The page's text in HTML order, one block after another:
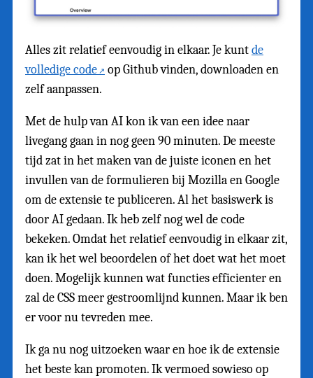
Alles zit relatief eenvoudig in elkaar. Je kuntde
volledige code
op Github vinden, downloaden en
zelf aanpassen.
Met de hulp van AI kon ik van een idee naar
livegang gaan in nog geen 90 minuten. De meeste
tijd zat in het maken van de juiste iconen en het
invullen van de formulieren bij Mozilla en Google
om de extensie te publiceren. Al het basiswerk is
door AI gedaan. Ik heb zelf nog wel de code
bekeken. Omdat het relatief eenvoudig in elkaar zit,
kan ik het wel beoordelen of het doet wat het moet
doen. Mogelijk kunnen wat functies efficienter en
zal de CSS meer gestroomlijnd kunnen. Maar ik ben
er voor nu tevreden mee.
Ik ga nu nog uitzoeken waar en hoe ik de extensie
het beste kan promoten. Ik vermoed sowieso op